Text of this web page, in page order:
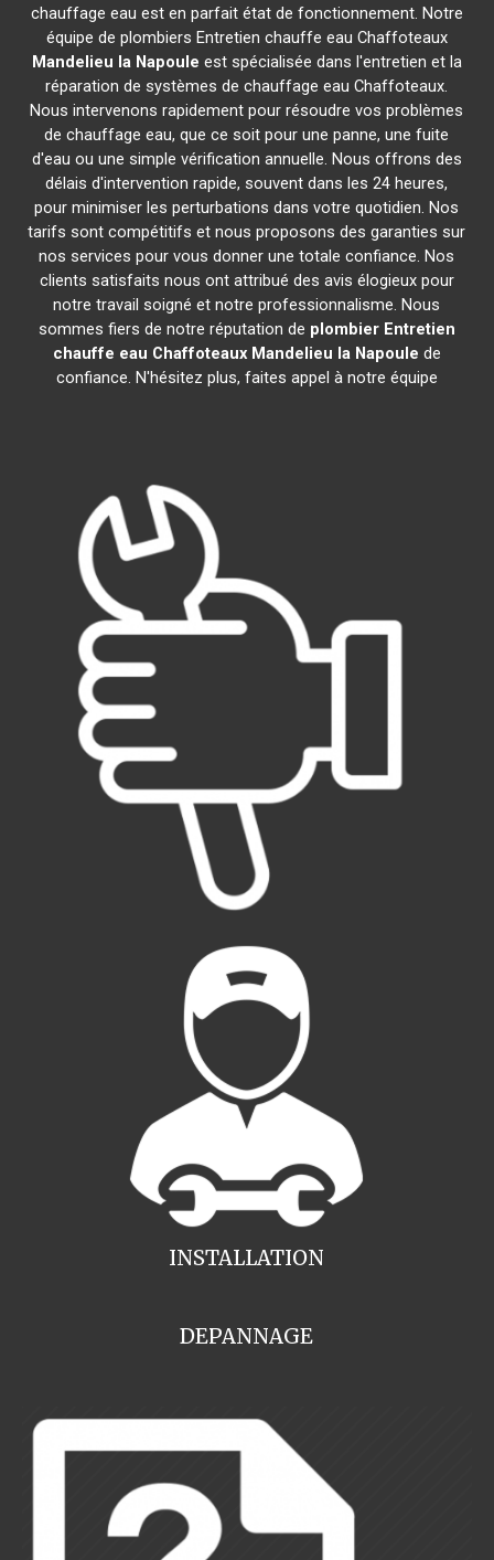
chauffage eau est en parfait état de fonctionnement. Notre
équipe de plombiers Entretien chauffe eau Chaffoteaux
Mandelieu la Napoule est spécialisée dans l'entretien et la
réparation de systèmes de chauffage eau Chaffoteaux.
Nous intervenons rapidement pour résoudre vos problèmes
de chauffage eau, que ce soit pour une panne, une fuite
d'eau ou une simple vérification annuelle. Nous offrons des
délais d'intervention rapide, souvent dans les 24 heures,
pour minimiser les perturbations dans votre quotidien. Nos
tarifs sont compétitifs et nous proposons des garanties sur
nos services pour vous donner une totale confiance. Nos
clients satisfaits nous ont attribué des avis élogieux pour
notre travail soigné et notre professionnalisme. Nous
sommes fiers de notre réputation de plombier Entretien
chauffe eau Chaffoteaux Mandelieu la Napoule de
confiance. N'hésitez plus, faites appel à notre équipe
INSTALLATION
DEPANNAGE